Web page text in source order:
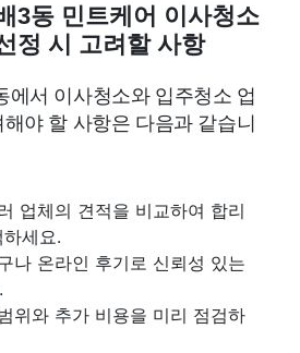
3동 민트케어 이사청소
정 시 고려할 사항
에서 이사청소와 입주청소 업
야 할 사항은 다음과 같습니
업체의 견적을 비교하여 합리
세요.
나 온라인 후기로 신뢰성 있는
위와 추가 비용을 미리 점검하